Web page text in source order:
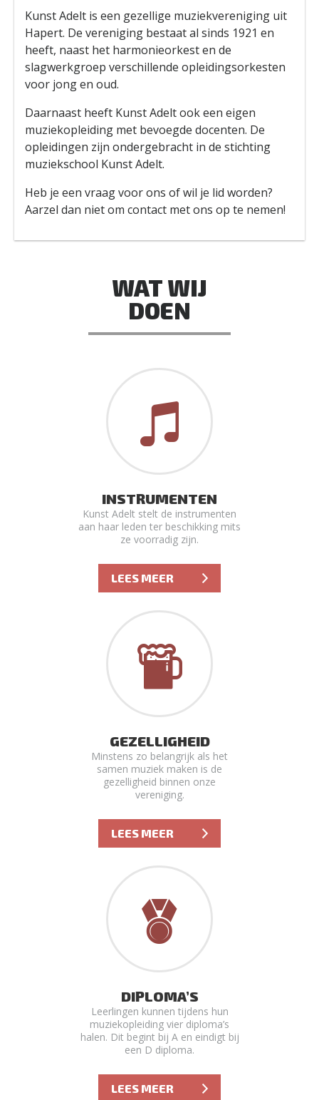
Kunst Adelt is een gezellige muziekvereniging uit
Hapert. De vereniging bestaat al sinds 1921 en
heeft, naast het harmonieorkest en de
slagwerkgroep verschillende opleidingsorkesten
voor jong en oud.
Daarnaast heeft Kunst Adelt ook een eigen
muziekopleiding met bevoegde docenten. De
opleidingen zijn ondergebracht in de stichting
muziekschool Kunst Adelt.
Heb je een vraag voor ons of wil je lid worden?
Aarzel dan niet om contact met ons op te nemen!
WAT WIJ
DOEN
INSTRUMENTEN
Kunst Adelt stelt de instrumenten
aan haar leden ter beschikking mits
ze voorradig zijn.
LEES MEER
GEZELLIGHEID
Minstens zo belangrijk als het
samen muziek maken is de
gezelligheid binnen onze
vereniging.
LEES MEER
DIPLOMA’S
Leerlingen kunnen tijdens hun
muziekopleiding vier diploma’s
halen. Dit begint bij A en eindigt bij
een D diploma.
LEES MEER